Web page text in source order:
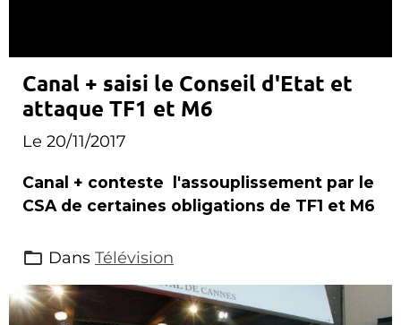
Canal + saisi le Conseil d'Etat et
attaque TF1 et M6
Le 20/11/2017
Canal + conteste l'assouplissement par le
CSA de certaines obligations de TF1 et M6
Dans Télévision